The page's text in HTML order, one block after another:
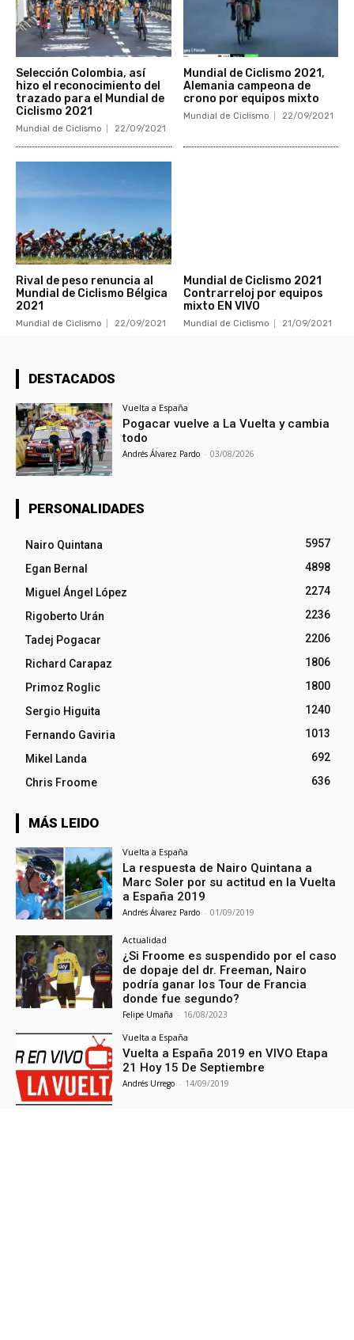
Selección Colombia, así
hizo el reconocimiento del
trazado para el Mundial de
Ciclismo 2021
Mundial de Ciclismo 22/09/2021
Mundial de Ciclismo 2021,
Alemania campeona de
crono por equipos mixto
Mundial de Ciclismo 22/09/2021
Rival de peso renuncia al
Mundial de Ciclismo Bélgica
2021
Mundial de Ciclismo 22/09/2021
Mundial de Ciclismo 2021
Contrarreloj por equipos
mixto EN VIVO
Mundial de Ciclismo 21/09/2021
DESTACADOS
Vuelta a España
Pogacar vuelve a La Vuelta y cambia
todo
Andrés Álvarez Pardo - 03/08/2026
PERSONALIDADES
Nairo Quintana
5957
Egan Bernal
4898
Miguel Ángel López
2274
Rigoberto Urán
2236
Tadej Pogacar
2206
Richard Carapaz
1806
Primoz Roglic
1800
Sergio Higuita
1240
Fernando Gaviria
1013
Mikel Landa
692
Chris Froome
636
MÁS LEIDO
Vuelta a España
La respuesta de Nairo Quintana a
Marc Soler por su actitud en la Vuelta
a España 2019
Andrés Álvarez Pardo - 01/09/2019
Actualidad
¿Si Froome es suspendido por el caso
de dopaje del dr. Freeman, Nairo
podría ganar los Tour de Francia
donde fue segundo?
Felipe Umaña - 16/08/2023
Vuelta a España
Vuelta a España 2019 en VIVO Etapa
21 Hoy 15 De Septiembre
Andrés Urrego - 14/09/2019